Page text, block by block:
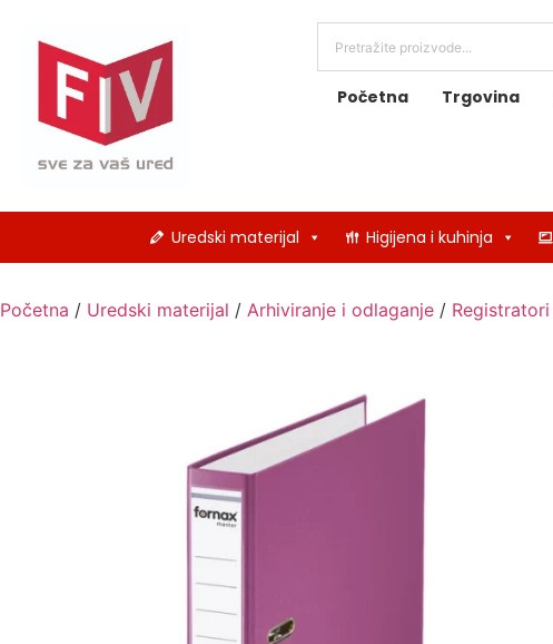
Početna Trgovina
Uredski materijal Higijena i kuhinja
Početna / Uredski materijal / Arhiviranje i odlaganje / Registratori